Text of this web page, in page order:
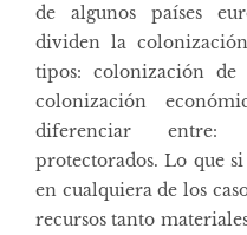
de algunos países
dividen la
tipos: colonización
colonización
diferenciar entre:
protectorados. Lo que
en cualquiera de los
recursos tanto